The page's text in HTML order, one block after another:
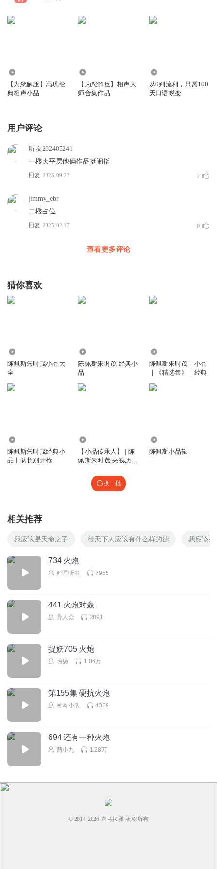
【为您解压】冯巩经
典相声小品
【为您解压】相声大
师合集作品
从0到流利，只需100
天口语蜕变
用户评论
听友282405241
一楼大平层他俩作品挺闹挺
回复 2023-09-23 2
jimmy_ebr
二楼占位
回复 2025-02-17 0
查看更多评论
猜你喜欢
陈佩斯朱时茂小品大
全
陈佩斯朱时茂 经典小
品
陈佩斯朱时茂｜小品
｜《精选集》｜经典
陈佩斯朱时茂经典小
品丨队长别开枪
【小品传承人】 | 陈
佩斯朱时茂|央视历届
陈佩斯小品辑
换一批
相关推荐
我应该是天命之子 德天下人应该有什么样的德 我应该
734 火炮
酷匠听书 7955
441 火炮对轰
异人众 2891
捉妖705 火炮
嗨扬 1.06万
第155集 硬抗火炮
神奇小队 4329
694 还有一种火炮
茜小九 1.28万
© 2014-2026 喜马拉雅 版权所有